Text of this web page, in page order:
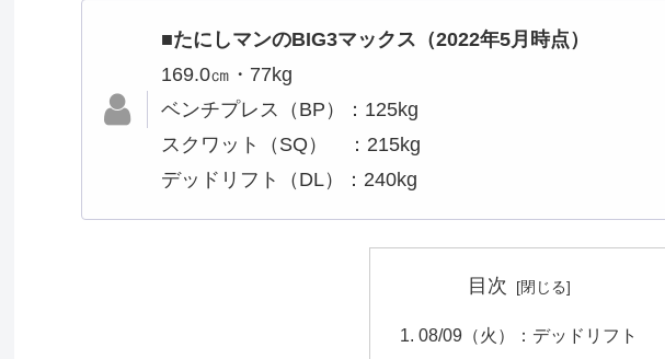
■たにしマンのBIG3マックス（2022年5月時点）
169.0㎝・77kg
ベンチプレス（BP）：125kg
スクワット（SQ） ：215kg
デッドリフト（DL）：240kg
目次
08/09（火）：デッドリフト